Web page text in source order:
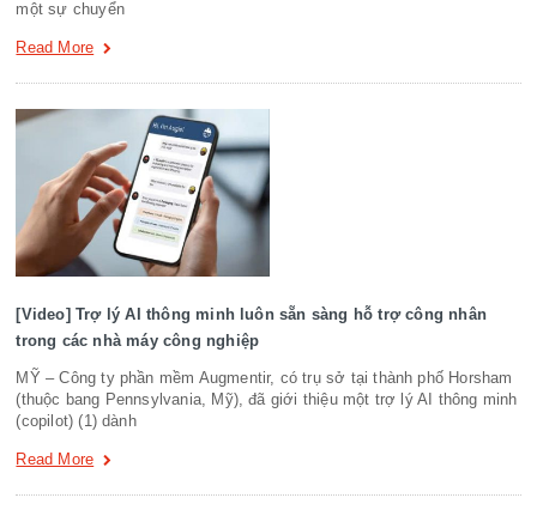
một sự chuyển
Read More
[Video] Trợ lý AI thông minh luôn sẵn sàng hỗ trợ công nhân
trong các nhà máy công nghiệp
MỸ – Công ty phần mềm Augmentir, có trụ sở tại thành phố Horsham
(thuộc bang Pennsylvania, Mỹ), đã giới thiệu một trợ lý AI thông minh
(copilot) (1) dành
Read More